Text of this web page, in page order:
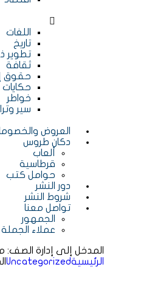
اللغات
تاريخ
تطوير
ثقافة
حقوق
حكايات
خواطر
سير
العروض
دكان طروس
ألعاب
قرطاسية
حوامل كتب
دور النشر
شروط النشر
تواصل معنا
الجمهور
عملاء الجملة
المدخل إلى إدارة الصف:
الرئيسيةUncategorized